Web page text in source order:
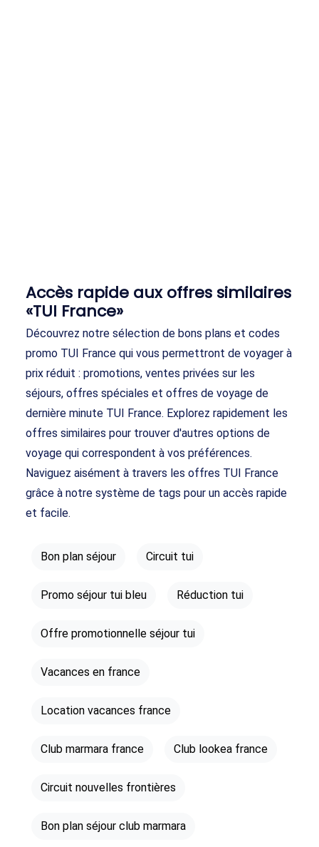
Accès rapide aux offres similaires
«TUI France»
Découvrez notre sélection de bons plans et codes
promo TUI France qui vous permettront de voyager à
prix réduit : promotions, ventes privées sur les
séjours, offres spéciales et offres de voyage de
dernière minute TUI France. Explorez rapidement les
offres similaires pour trouver d'autres options de
voyage qui correspondent à vos préférences.
Naviguez aisément à travers les offres TUI France
grâce à notre système de tags pour un accès rapide
et facile.
Bon plan séjour Circuit tui
Promo séjour tui bleu Réduction tui
Offre promotionnelle séjour tui
Vacances en france
Location vacances france
Club marmara france Club lookea france
Circuit nouvelles frontières
Bon plan séjour club marmara